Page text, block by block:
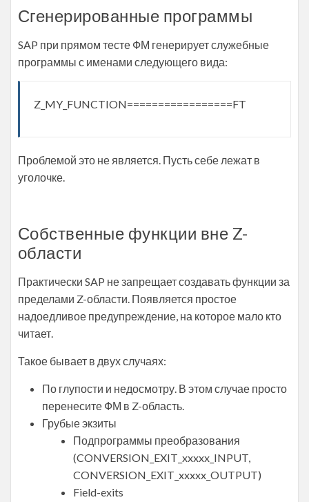
Сгенерированные программы
SAP при прямом тесте ФМ генерирует служебные
программы с именами следующего вида:
Z_MY_FUNCTION=================FT
Проблемой это не является. Пусть себе лежат в
уголочке.
Собственные функции вне Z-
области
Практически SAP не запрещает создавать функции за
пределами Z-области. Появляется простое
надоедливое предупреждение, на которое мало кто
читает.
Такое бывает в двух случаях:
По глупости и недосмотру. В этом случае просто
перенесите ФМ в Z-область.
Грубые экзиты
Подпрограммы преобразования
(CONVERSION_EXIT_xxxxx_INPUT,
CONVERSION_EXIT_xxxxx_OUTPUT)
Field-exits